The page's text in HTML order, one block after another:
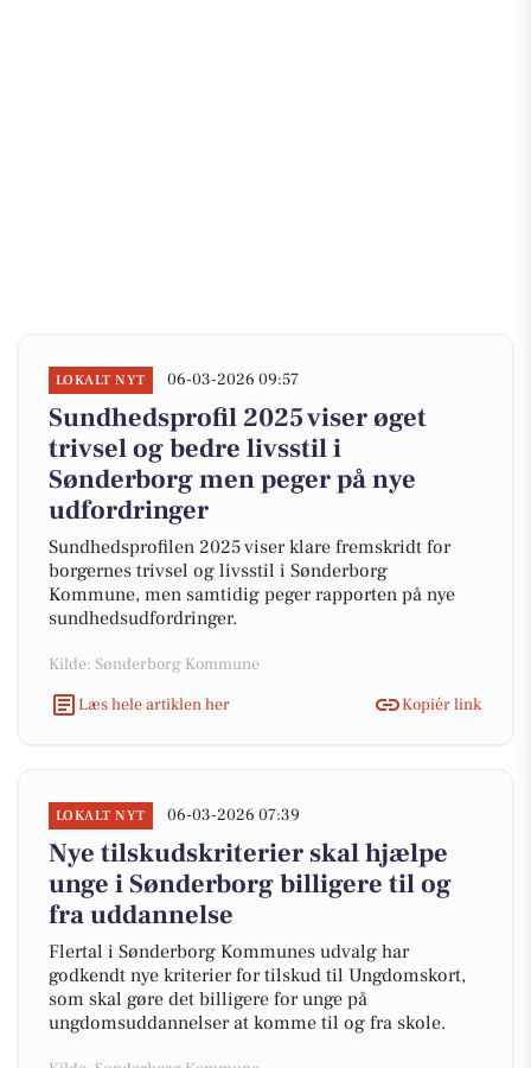
LOKALT NYT 06-03-2026 09:57
Sundhedsprofil 2025 viser øget
trivsel og bedre livsstil i
Sønderborg men peger på nye
udfordringer
Sundhedsprofilen 2025 viser klare fremskridt for
borgernes trivsel og livsstil i Sønderborg
Kommune, men samtidig peger rapporten på nye
sundhedsudfordringer.
Kilde: Sønderborg Kommune
Læs hele artiklen her
Kopiér link
LOKALT NYT 06-03-2026 07:39
Nye tilskudskriterier skal hjælpe
unge i Sønderborg billigere til og
fra uddannelse
Flertal i Sønderborg Kommunes udvalg har
godkendt nye kriterier for tilskud til Ungdomskort,
som skal gøre det billigere for unge på
ungdomsuddannelser at komme til og fra skole.